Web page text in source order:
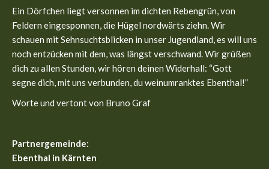
in
new
window
in
new
window
Ein Dörfchen liegt versonnen im dichten Rebengrün, von
Feldern eingesponnen, die Hügel nordwärts ziehn. Wir
schauen mit Sehnsuchtsblicken in unser Jugendland, es will uns
noch entzücken mit dem, was längst verschwand. Wir grüßen
dich zu allen Stunden, wir hören deinen Widerhall: “Gott
segne dich, mit uns verbunden, du weinumranktes Ebenthal!”
Worte und vertont von Bruno Graf
Partnergemeinde:
Ebenthal in Kärnten